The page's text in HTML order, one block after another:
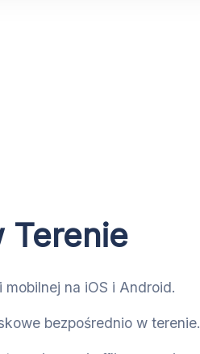
Terenie
mobilnej na iOS i Android.
bezpośrednio w terenie.